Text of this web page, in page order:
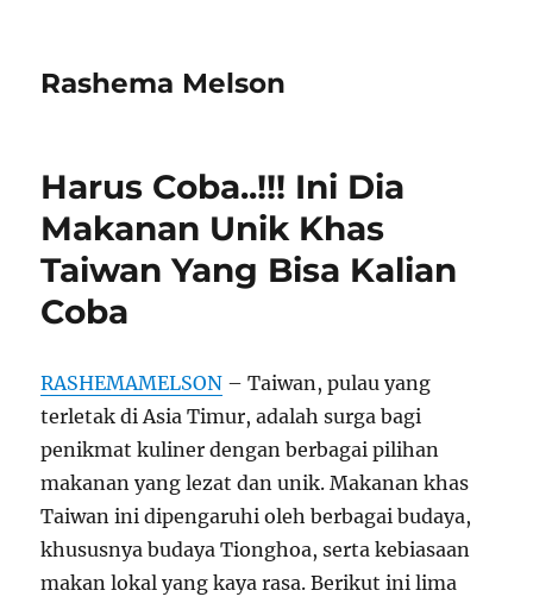
Rashema Melson
Harus Coba..!!! Ini Dia
Makanan Unik Khas
Taiwan Yang Bisa Kalian
Coba
RASHEMAMELSON – Taiwan, pulau yang
terletak di Asia Timur, adalah surga bagi
penikmat kuliner dengan berbagai pilihan
makanan yang lezat dan unik. Makanan khas
Taiwan ini dipengaruhi oleh berbagai budaya,
khususnya budaya Tionghoa, serta kebiasaan
makan lokal yang kaya rasa. Berikut ini lima